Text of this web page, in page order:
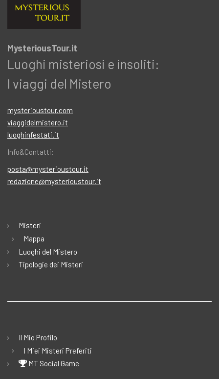
MysteriousTour.it
Luoghi misteriosi e insoliti:
I viaggi del Mistero
mysterioustour.com
viaggidelmistero.it
luoghinfestati.it
Info&Contatti:
posta@mysterioustour.it
redazione@mysterioustour.it
Misteri
Mappa
Luoghi del Mistero
Tipologie dei Misteri
Il Mio Profilo
I Miei Misteri Preferiti
MT Social Game